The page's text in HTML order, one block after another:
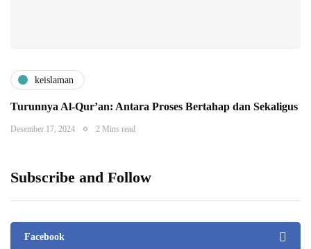
keislaman
Turunnya Al-Qur’an: Antara Proses Bertahap dan Sekaligus
Desember 17, 2024 2 Mins read
Subscribe and Follow
Facebook